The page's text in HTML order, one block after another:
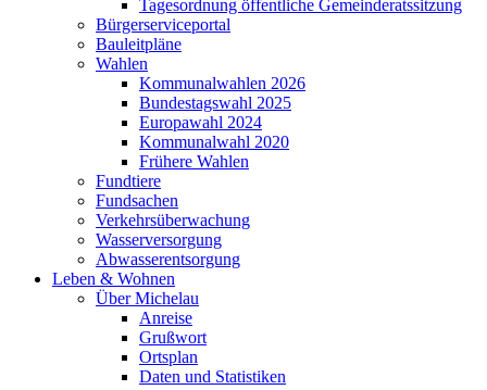
Tagesordnung öffentliche Gemeinderatssitzung
Bürgerserviceportal
Bauleitpläne
Wahlen
Kommunalwahlen 2026
Bundestagswahl 2025
Europawahl 2024
Kommunalwahl 2020
Frühere Wahlen
Fundtiere
Fundsachen
Verkehrsüberwachung
Wasserversorgung
Abwasserentsorgung
Leben & Wohnen
Über Michelau
Anreise
Grußwort
Ortsplan
Daten und Statistiken